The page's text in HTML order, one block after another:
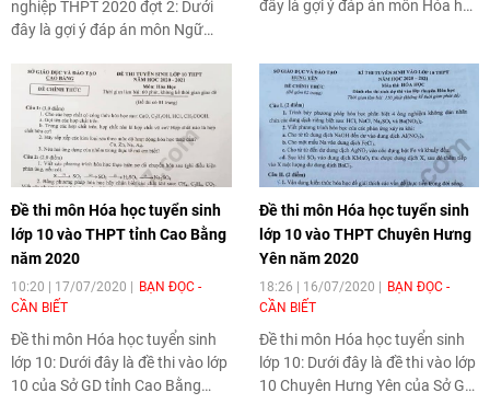
nghiệp THPT 2020 đợt 2: Dưới
đây là gợi ý đáp án môn Ngữ
đợt 2 cập nhật nhanh nhất trên
Thời Đại.
đây là gợi ý đáp án môn Hóa học
Đại.
Đề thi môn Hóa học tuyển sinh
lớp 10 vào THPT tỉnh Cao Bằng
năm 2020
10:20 | 17/07/2020
BẠN ĐỌC -
CẦN BIẾT
Đề thi môn Hóa học tuyển sinh
lớp 10: Dưới đây là đề thi vào lớp
10 của Sở GD tỉnh Cao Bằng
Đề thi môn Hóa học tuyển sinh
lớp 10 vào THPT Chuyên Hưng
Yên năm 2020
18:26 | 16/07/2020
BẠN ĐỌC -
CẦN BIẾT
Đề thi môn Hóa học tuyển sinh
lớp 10: Dưới đây là đề thi vào lớp
10 Chuyên Hưng Yên của Sở GD